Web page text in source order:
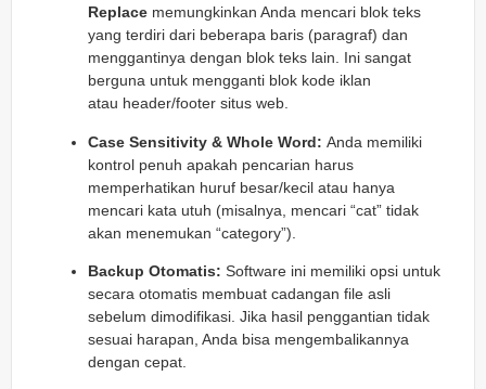
Replace memungkinkan Anda mencari blok teks
yang terdiri dari beberapa baris (paragraf) dan
menggantinya dengan blok teks lain. Ini sangat
berguna untuk mengganti blok kode iklan
atau header/footer situs web.
Case Sensitivity & Whole Word: Anda memiliki
kontrol penuh apakah pencarian harus
memperhatikan huruf besar/kecil atau hanya
mencari kata utuh (misalnya, mencari “cat” tidak
akan menemukan “category”).
Backup Otomatis: Software ini memiliki opsi untuk
secara otomatis membuat cadangan file asli
sebelum dimodifikasi. Jika hasil penggantian tidak
sesuai harapan, Anda bisa mengembalikannya
dengan cepat.